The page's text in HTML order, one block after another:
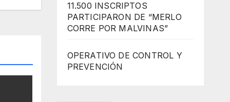
11.500 INSCRIPTOS
PARTICIPARON DE “MERLO
CORRE POR MALVINAS”
OPERATIVO DE CONTROL Y
PREVENCIÓN